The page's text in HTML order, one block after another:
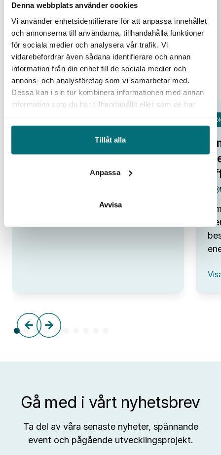
Denna webbplats använder cookies
Vi använder enhetsidentifierare för att anpassa innehållet
och annonserna till användarna, tillhandahålla funktioner
för sociala medier och analysera vår trafik. Vi
vidarebefordrar även sådana identifierare och annan
information från din enhet till de sociala medier och
annons- och analysföretag som vi samarbetar med.
Dessa kan i sin tur kombinera informationen med annan
information som du har tillhandahållit eller som de har
Tillåt alla
Anpassa
Avvisa
Open Lab Day hos IUC Syd
teknik. Smarta system, automation,
Open
:
Gå med i vårt nyhetsbrev
Ta del av våra senaste nyheter, spännande
event och pågående utvecklingsprojekt.